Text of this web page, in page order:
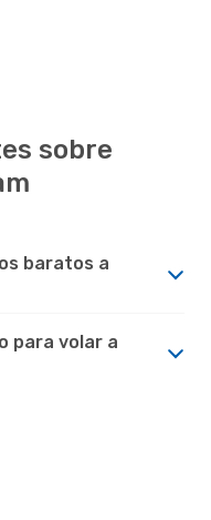
sobre
baratos a
para volar a